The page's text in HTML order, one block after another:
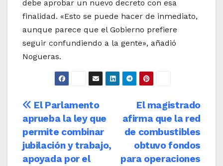
debe aprobar un nuevo decreto con esa
finalidad. «Esto se puede hacer de inmediato,
aunque parece que el Gobierno prefiere
seguir confundiendo a la gente», añadió
Nogueras.
Navegación
de
entradas
El magistrado
afirma que la red
de combustibles
obtuvo fondos
para operaciones
El Parlamento
aprueba la ley que
permite combinar
jubilación y trabajo,
apoyada por el